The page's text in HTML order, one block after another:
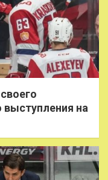
выступления на